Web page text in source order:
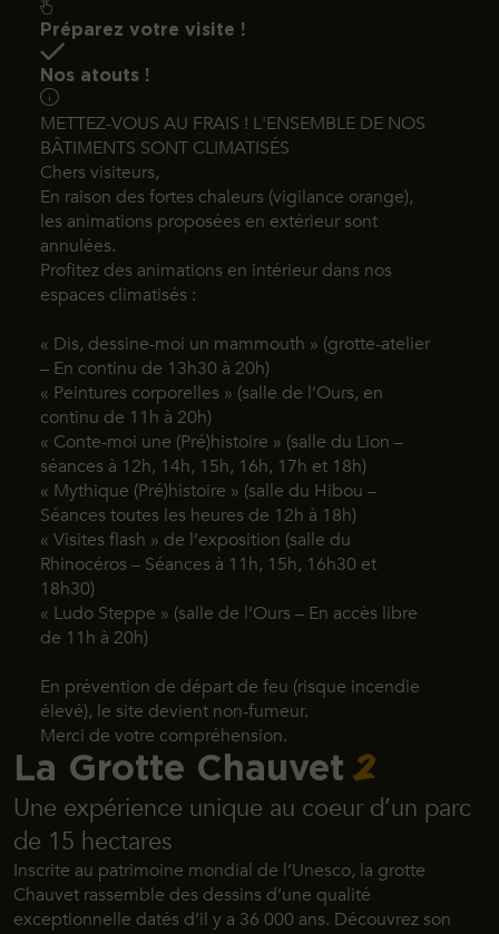
Préparez votre visite !
Nos atouts !
METTEZ-VOUS AU FRAIS ! L'ENSEMBLE DE NOS
BÂTIMENTS SONT CLIMATISÉS
Chers visiteurs,
En raison des fortes chaleurs (vigilance orange),
les animations proposées en extérieur sont
annulées.
Profitez des animations en intérieur dans nos
espaces climatisés :
« Dis, dessine-moi un mammouth » (grotte-atelier
– En continu de 13h30 à 20h)
« Peintures corporelles » (salle de l’Ours, en
continu de 11h à 20h)
« Conte-moi une (Pré)histoire » (salle du Lion –
séances à 12h, 14h, 15h, 16h, 17h et 18h)
« Mythique (Pré)histoire » (salle du Hibou –
Séances toutes les heures de 12h à 18h)
« Visites flash » de l’exposition (salle du
Rhinocéros – Séances à 11h, 15h, 16h30 et
18h30)
« Ludo Steppe » (salle de l’Ours – En accès libre
de 11h à 20h)
En prévention de départ de feu (risque incendie
élevé), le site devient non-fumeur.
Merci de votre compréhension.
La Grotte Chauvet2
Une expérience unique au coeur d’un parc
de 15 hectares
Inscrite au patrimoine mondial de l’Unesco, la grotte
Chauvet rassemble des dessins d’une qualité
exceptionnelle datés d’il y a 36 000 ans. Découvrez son